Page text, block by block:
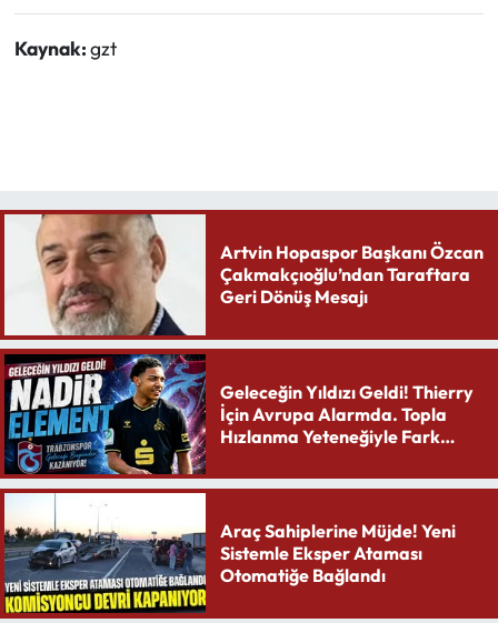
Kaynak:gzt
Artvin Hopaspor Başkanı Özcan
Çakmakçıoğlu’ndan Taraftara
Geri Dönüş Mesajı
Geleceğin Yıldızı Geldi! Thierry
İçin Avrupa Alarmda. Topla
Hızlanma Yeteneğiyle Fark
Araç Sahiplerine Müjde! Yeni
Sistemle Eksper Ataması
Otomatiğe Bağlandı